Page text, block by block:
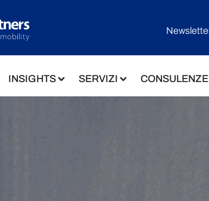
INSIGHTS SERVIZI